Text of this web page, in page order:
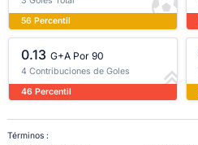
56 Percentil
0.13 G+A Por 90
4 Contribuciones de Goles
46 Percentil
Términos :